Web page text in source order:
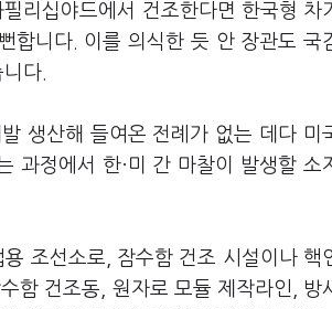
리십야드에서 건조한다면 한국형 차
니다. 이를 의식한 듯 안 장관도 국
다.
생산해 들여온 전례가 없는 데다 미
과정에서 한·미 간 마찰이 발생할 소
조선소로, 잠수함 건조 시설이나 핵
함 건조동, 원자로 모듈 제작라인, 방